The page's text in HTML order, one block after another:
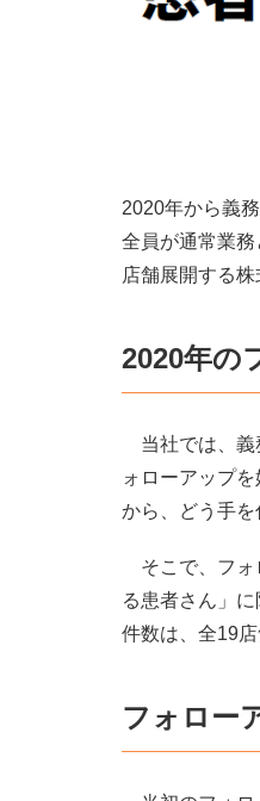
2020年から義
全員が通常業
店舗展開する
2020年の
当社では、義
ォローアップ
から、どう手を
そこで、フォ
る患者さん」
件数は、全19
フォロー